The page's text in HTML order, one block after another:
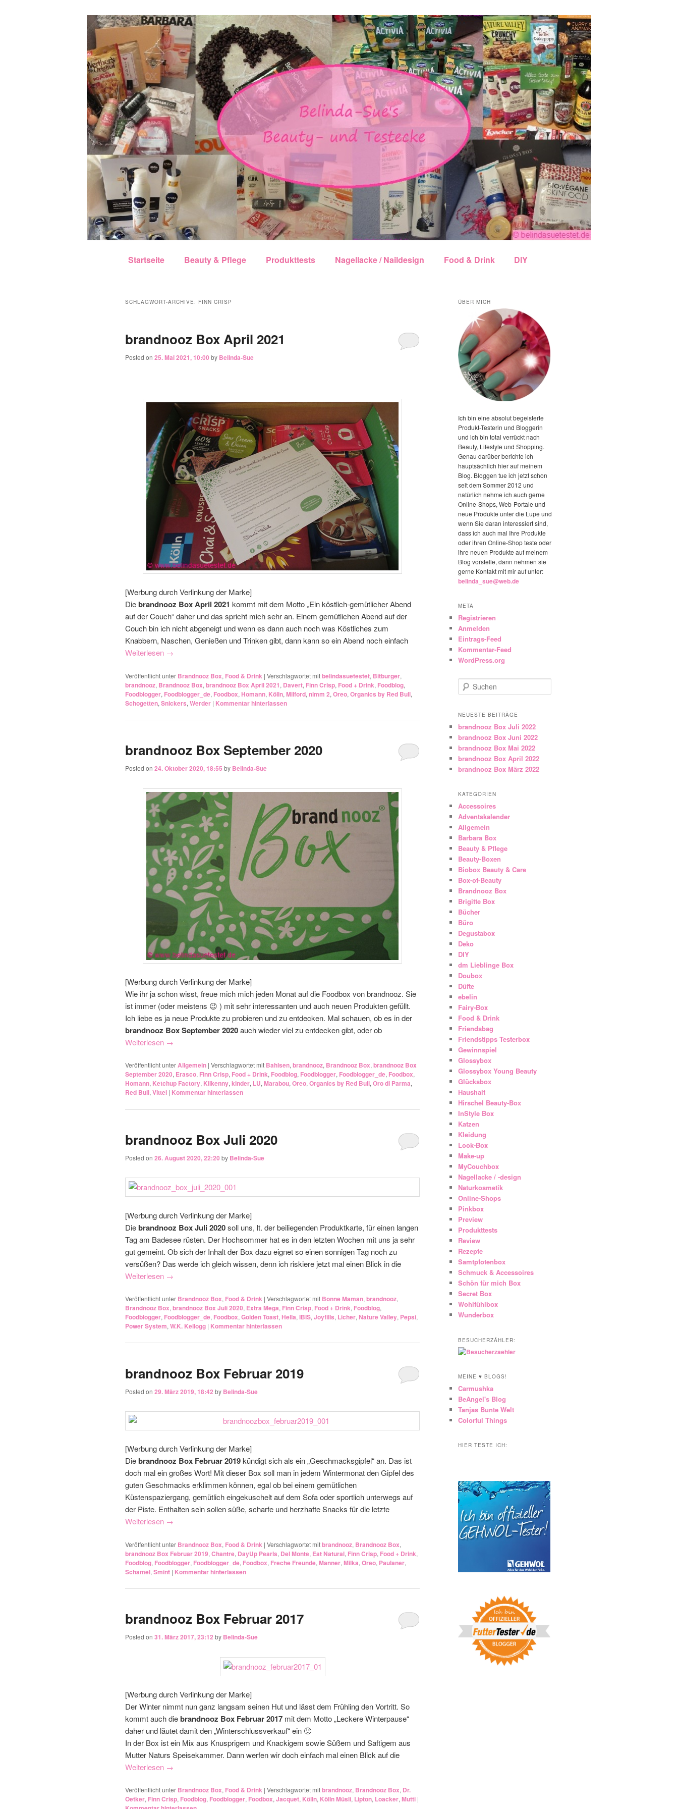
Zum Inhalt wechseln
Zum sekundären Inhalt wechseln
Startseite Beauty & Pflege Produkttests Nagellacke / Naildesign Food & Drink DIY
SCHLAGWORT-ARCHIVE: FINN CRISP
brandnooz Box April 2021
Posted on 25. Mai 2021, 10:00 by Belinda-Sue
[Werbung durch Verlinkung der Marke]
Diebrandnooz Box April 2021 kommt mit dem Motto „Ein köstlich-gemütlicher Abend
auf der Couch“ daher und das spricht mich sehr an. Einem gemütlichen Abend auf der
Couch bin ich nicht abgeneigt und wenn es dann auch noch was Köstliches zum
Knabbern, Naschen, Genießen und Trinken gibt, dann kann so ein Abend noch einfach
Weiterlesen →
Veröffentlicht unter Brandnooz Box, Food & Drink | Verschlagwortet mitbelindasuetestet, Bitburger,
brandnooz, Brandnooz Box, brandnooz Box April 2021, Davert, Finn Crisp, Food + Drink, Foodblog,
Foodblogger, Foodblogger_de, Foodbox, Homann, Kölln, Milford, nimm 2, Oreo, Organics by Red Bull,
Schogetten, Snickers, Werder | Kommentar hinterlassen
brandnooz Box September 2020
Posted on 24. Oktober 2020, 18:55 by Belinda-Sue
[Werbung durch Verlinkung der Marke]
Wie ihr ja schon wisst, freue mich mich jeden Monat auf die Foodbox von brandnooz. Sie
ist immer (oder meistens 😉 ) mit sehr interessanten und auch neuen Produkten gefüllt.
Ich liebe es ja neue Produkte zu probieren und zu entdecken. Mal schauen, ob es in der
brandnooz Box September 2020auch wieder viel zu entdecken gibt, oder ob
Weiterlesen →
Veröffentlicht unterAllgemein | Verschlagwortet mit Bahlsen, brandnooz, Brandnooz Box, brandnooz Box
September 2020, Erasco, Finn Crisp, Food + Drink, Foodblog, Foodblogger, Foodblogger_de, Foodbox,
Homann, Ketchup Factory, Kilkenny, kinder, LU, Marabou, Oreo, Organics by Red Bull, Oro di Parma,
Red Bull, Vittel | Kommentar hinterlassen
brandnooz Box Juli 2020
Posted on 26. August 2020, 22:20 by Belinda-Sue
[Werbung durch Verlinkung der Marke]
Diebrandnooz Box Juli 2020soll uns, lt. der beiliegenden Produktkarte, für einen langen
Tag am Badesee rüsten. Der Hochsommer hat es in den letzten Wochen mit uns ja sehr
gut gemeint. Ob sich der Inhalt der Box dazu eignet so einen sonnigen Tag noch zu
versüßen? Das werde ich gleich wissen, denn ich riskiere jetzt mal einen Blick in die
Weiterlesen →
Veröffentlicht unter Brandnooz Box, Food & Drink | Verschlagwortet mit Bonne Maman, brandnooz,
Brandnooz Box, brandnooz Box Juli 2020, Extra Mega, Finn Crisp, Food + Drink, Foodblog,
Foodblogger, Foodblogger_de, Foodbox, Golden Toast, Hella, IBIS, Joyfills, Licher, Nature Valley, Pepsi,
Power System, W.K. Kellogg | Kommentar hinterlassen
brandnooz Box Februar 2019
Posted on 29. März 2019, 18:42 by Belinda-Sue
[Werbung durch Verlinkung der Marke]
Diebrandnooz Box Februar 2019kündigt sich als ein „Geschmacksgipfel“ an. Das ist
doch mal ein großes Wort! Mit dieser Box soll man in jedem Wintermonat den Gipfel des
guten Geschmacks erklimmen können, egal ob bei einem gemütlichen
Küstenspaziergang, gemütlich eingekuschelt auf dem Sofa oder sportlich unterwegs auf
der Piste. Enthalten sein sollen süße, scharfe und herzhafte Snacks für die letzte
Weiterlesen →
Veröffentlicht unter Brandnooz Box, Food & Drink | Verschlagwortet mitbrandnooz, Brandnooz Box,
brandnooz Box Februar 2019, Chantre, DayUp Pearls, Del Monte, Eat Natural, Finn Crisp, Food + Drink,
Foodblog, Foodblogger, Foodblogger_de, Foodbox, Freche Freunde, Manner, Milka, Oreo, Paulaner,
Schamel, Smint | Kommentar hinterlassen
brandnooz Box Februar 2017
Posted on 31. März 2017, 23:12 by Belinda-Sue
[Werbung durch Verlinkung der Marke]
Der Winter nimmt nun ganz langsam seinen Hut und lässt dem Frühling den Vortritt. So
kommt auch diebrandnooz Box Februar 2017 mit dem Motto „Leckere Winterpause“
daher und läutet damit den „Winterschlussverkauf“ ein 🙂
In der Box ist ein Mix aus Knusprigem und Knackigem sowie Süßem und Saftigem aus
Mutter Naturs Speisekammer. Dann werfen wir doch einfach mal einen Blick auf die
Weiterlesen →
Veröffentlicht unter Brandnooz Box, Food & Drink | Verschlagwortet mitbrandnooz, Brandnooz Box, Dr.
Oetker, Finn Crisp, Foodblog, Foodblogger, Foodbox, Jacquet, Kölln, Kölln Müsli, Lipton, Loacker, Mutti |
ÜBER MICH
Ich bin eine absolut begeisterte
Produkt-Testerin und Bloggerin
und ich bin total verrückt nach
Beauty, Lifestyle und Shopping.
Genau darüber berichte ich
hauptsächlich hier auf meinem
Blog. Bloggen tue ich jetzt schon
seit dem Sommer 2012 und
natürlich nehme ich auch gerne
Online-Shops, Web-Portale und
neue Produkte unter die Lupe und
wenn Sie daran interessiert sind,
dass ich auch mal Ihre Produkte
oder ihren Online-Shop teste oder
ihre neuen Produkte auf meinem
Blog vorstelle, dann nehmen sie
gerne Kontakt mit mir auf unter:
belinda_sue@web.de
META
Registrieren
Anmelden
Eintrags-Feed
Kommentar-Feed
WordPress.org
Suchen
NEUESTE BEITRÄGE
brandnooz Box Juli 2022
brandnooz Box Juni 2022
brandnooz Box Mai 2022
brandnooz Box April 2022
brandnooz Box März 2022
KATEGORIEN
Accessoires
Adventskalender
Allgemein
Barbara Box
Beauty & Pflege
Beauty-Boxen
Biobox Beauty & Care
Box-of-Beauty
Brandnooz Box
Brigitte Box
Bücher
Büro
Degustabox
Deko
DIY
dm Lieblinge Box
Doubox
Düfte
ebelin
Fairy-Box
Food & Drink
Friendsbag
Friendstipps Testerbox
Gewinnspiel
Glossybox
Glossybox Young Beauty
Glücksbox
Haushalt
Hirschel Beauty-Box
InStyle Box
Katzen
Kleidung
Look-Box
Make-up
MyCouchbox
Nagellacke / -design
Naturkosmetik
Online-Shops
Pinkbox
Preview
Produkttests
Review
Rezepte
Samtpfotenbox
Schmuck & Accessoires
Schön für mich Box
Secret Box
Wohlfühlbox
Wunderbox
BESUCHERZÄHLER:
MEINE ♥ BLOGS!
Carmushka
BeAngel's Blog
Tanjas Bunte Welt
Colorful Things
HIER TESTE ICH: